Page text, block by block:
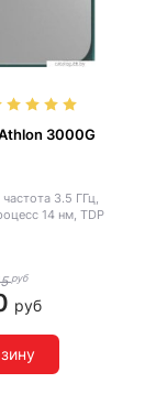
3000G
3.5 ГГц,
14 нм, TDP
руб
руб